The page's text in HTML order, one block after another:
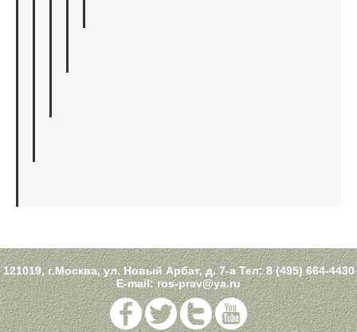
121019, г.Москва, ул. Новый Арбат, д. 7-а Тел:8 (495) 664-4430
E-mail:ros-prav@ya.ru